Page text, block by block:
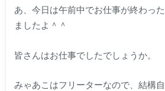
あ、今日は午前中でお仕事が終わっ
ましたよ＾＾
皆さんはお仕事でしたでしょうか。
みゃあこはフリーターなので、結構